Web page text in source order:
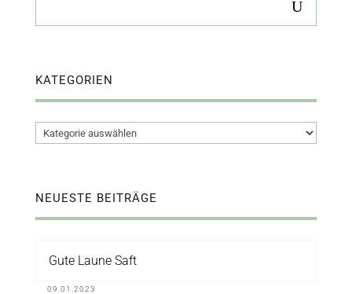
KATEGORIEN
Kategorien
NEUESTE BEITRÄGE
Gute Laune Saft
09.01.2023